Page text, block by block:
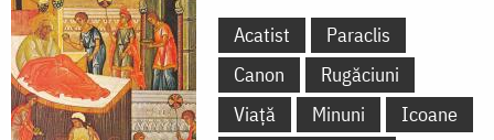
Acatist
Paraclis
Canon
Rugăciuni
Viață
Minuni
Icoane